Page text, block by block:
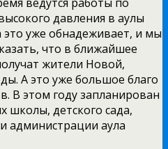
давления в аулы
это уже обнадеживает, и мы
что в ближайшее
жители Новой,
А это уже большое благо
В этом году запланирован
школы, детского сада,
администрации аула